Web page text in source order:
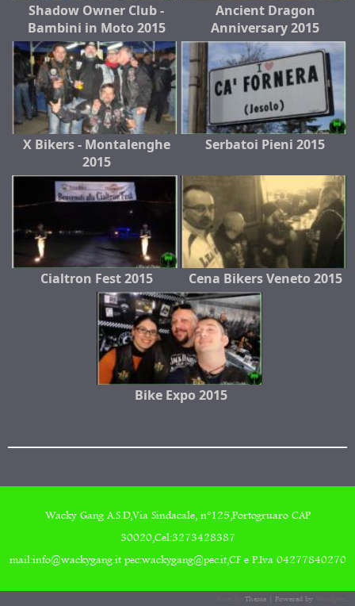
Shadow Owner Club -
Bambini in Moto 2015
Ancient Dragon
Anniversary 2015
X Bikers - Montalenghe
2015
Serbatoi Pieni 2015
Cialtron Fest 2015 Cena Bikers Veneto 2015
Bike Expo 2015
Wacky Gang A.S.D,Via Sindacale, n°125,Portogruaro CAP
30020,Cel:3273428387
mail:info@wackygang.it pec:wackygang@pec.it,CF e P.Iva 04277840270
Theme | Powered by